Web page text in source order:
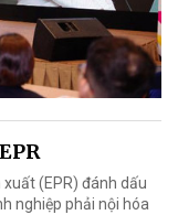
(EPR) đánh dấu
nghiệp phải nội hóa